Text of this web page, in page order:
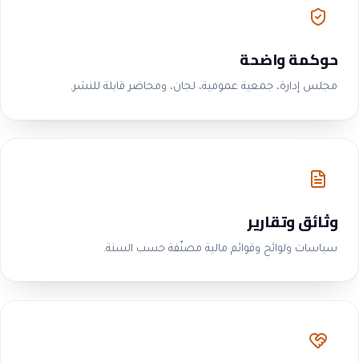
حوكمة واضحة
مجلس إدارة، جمعية عمومية، لجان، ومحاضر قابلة للنشر.
وثائق وتقارير
سياسات ولوائح وقوائم مالية مصنّفة حسب السنة.